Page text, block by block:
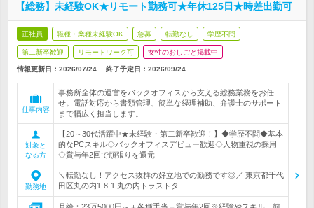
【総務】未経験OK★リモート勤務可★年休125日★時差出勤可
正社員 職種・業種未経験OK 急募 転勤なし 学歴不問
第二新卒歓迎 リモートワーク可 女性のおしごと掲載中
情報更新日：2026/07/24 終了予定日： 2026/09/24
仕事内容
事務所全体の運営をバックオフィスから支える総務業務をお任
せ。電話対応から書類管理、簡単な経理補助、弁護士のサポート
まで幅広く担当します。
対象と
なる方
【20～30代活躍中★未経験・第二新卒歓迎！】◆学歴不問◆基本
的なPCスキル◇バックオフィスデビュー歓迎◇人物重視の採用
◇賞与年2回で頑張りを還元
勤務地
＼転勤なし！アクセス抜群の好立地での勤務です◎／ 東京都千代
田区丸の内1-8-1 丸の内トラストタ…